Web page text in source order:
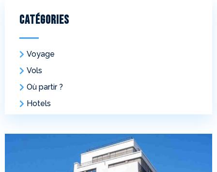
Catégories
Voyage
Vols
Où partir ?
Hotels